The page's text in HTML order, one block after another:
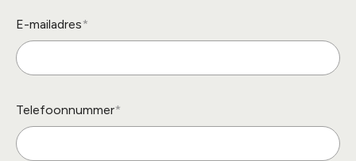
E-mailadres
Telefoonnummer